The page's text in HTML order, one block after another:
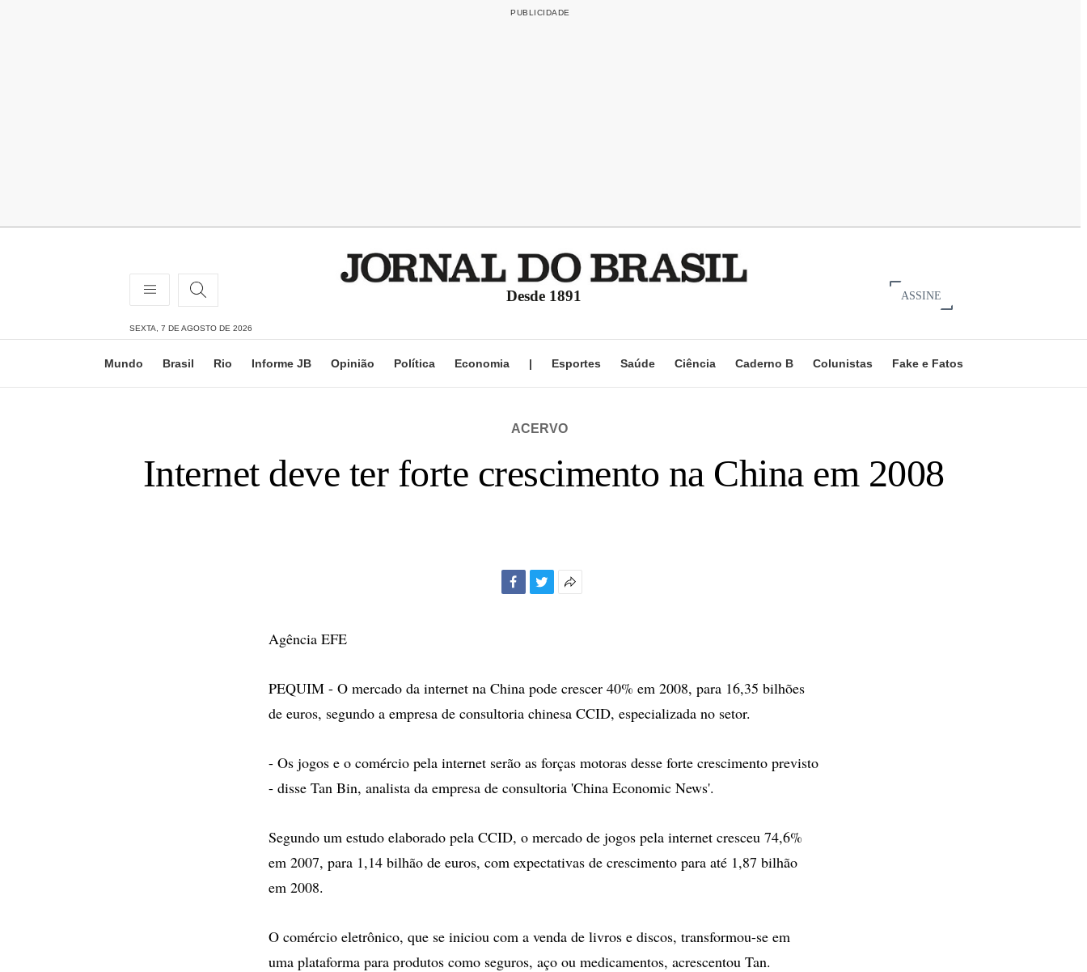
Desde 1891 ASSINE
SEXTA, 7 DE AGOSTO DE 2026
Mundo Brasil Rio Informe JB Opinião Política Economia | Esportes Saúde Ciência Caderno B Colunistas Fake e Fatos
ACERVO
Internet deve ter forte crescimento na China em 2008
Agência EFE
PEQUIM - O mercado da internet na China pode crescer 40% em 2008, para 16,35 bilhões
de euros, segundo a empresa de consultoria chinesa CCID, especializada no setor.
- Os jogos e o comércio pela internet serão as forças motoras desse forte crescimento previsto
- disse Tan Bin, analista da empresa de consultoria 'China Economic News'.
Segundo um estudo elaborado pela CCID, o mercado de jogos pela internet cresceu 74,6%
em 2007, para 1,14 bilhão de euros, com expectativas de crescimento para até 1,87 bilhão
em 2008.
O comércio eletrônico, que se iniciou com a venda de livros e discos, transformou-se em
uma plataforma para produtos como seguros, aço ou medicamentos, acrescentou Tan.